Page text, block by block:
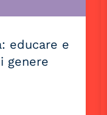
educare e
genere